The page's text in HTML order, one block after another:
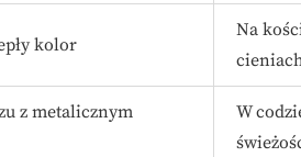
kolor
Na
z metalicznym
W